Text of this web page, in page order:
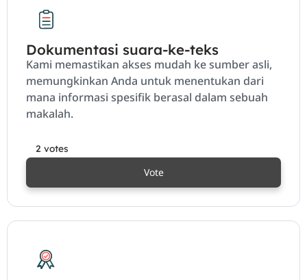
Dokumentasi suara-ke-teks
Kami memastikan akses mudah ke sumber asli,
memungkinkan Anda untuk menentukan dari
mana informasi spesifik berasal dalam sebuah
makalah.
2 votes
Vote